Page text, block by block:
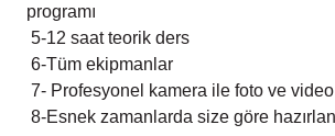
programı
5-12 saat teorik ders
6-Tüm ekipmanlar
7- Profesyonel kamera ile foto ve
8-Esnek zamanlarda size göre